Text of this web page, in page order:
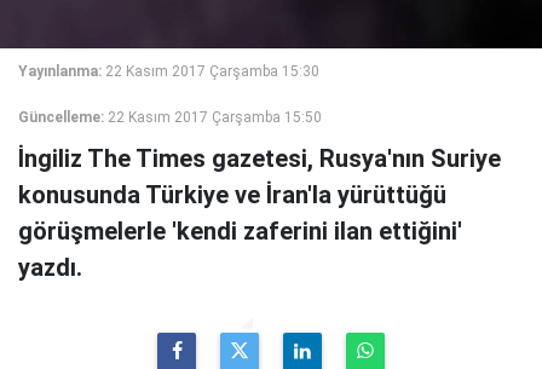
Yayınlanma: 22 Kasım 2017 Çarşamba 15:30
Güncelleme: 22 Kasım 2017 Çarşamba 15:50
İngiliz The Times gazetesi, Rusya'nın Suriye
konusunda Türkiye ve İran'la yürüttüğü
görüşmelerle 'kendi zaferini ilan ettiğini'
yazdı.